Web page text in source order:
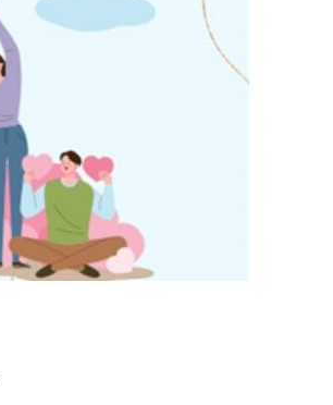
격돌
李, '개미 반발'에 'ISA 개편
민의힘 "'남 탓 쇼' 멈춰라"